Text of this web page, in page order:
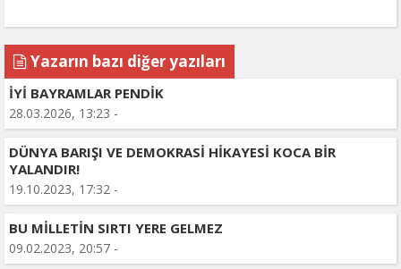
Yazarın bazı diğer yazıları
İYİ BAYRAMLAR PENDİK
28.03.2026, 13:23 -
DÜNYA BARIŞI VE DEMOKRASİ HİKAYESİ KOCA BİR
YALANDIR!
19.10.2023, 17:32 -
BU MİLLETİN SIRTI YERE GELMEZ
09.02.2023, 20:57 -